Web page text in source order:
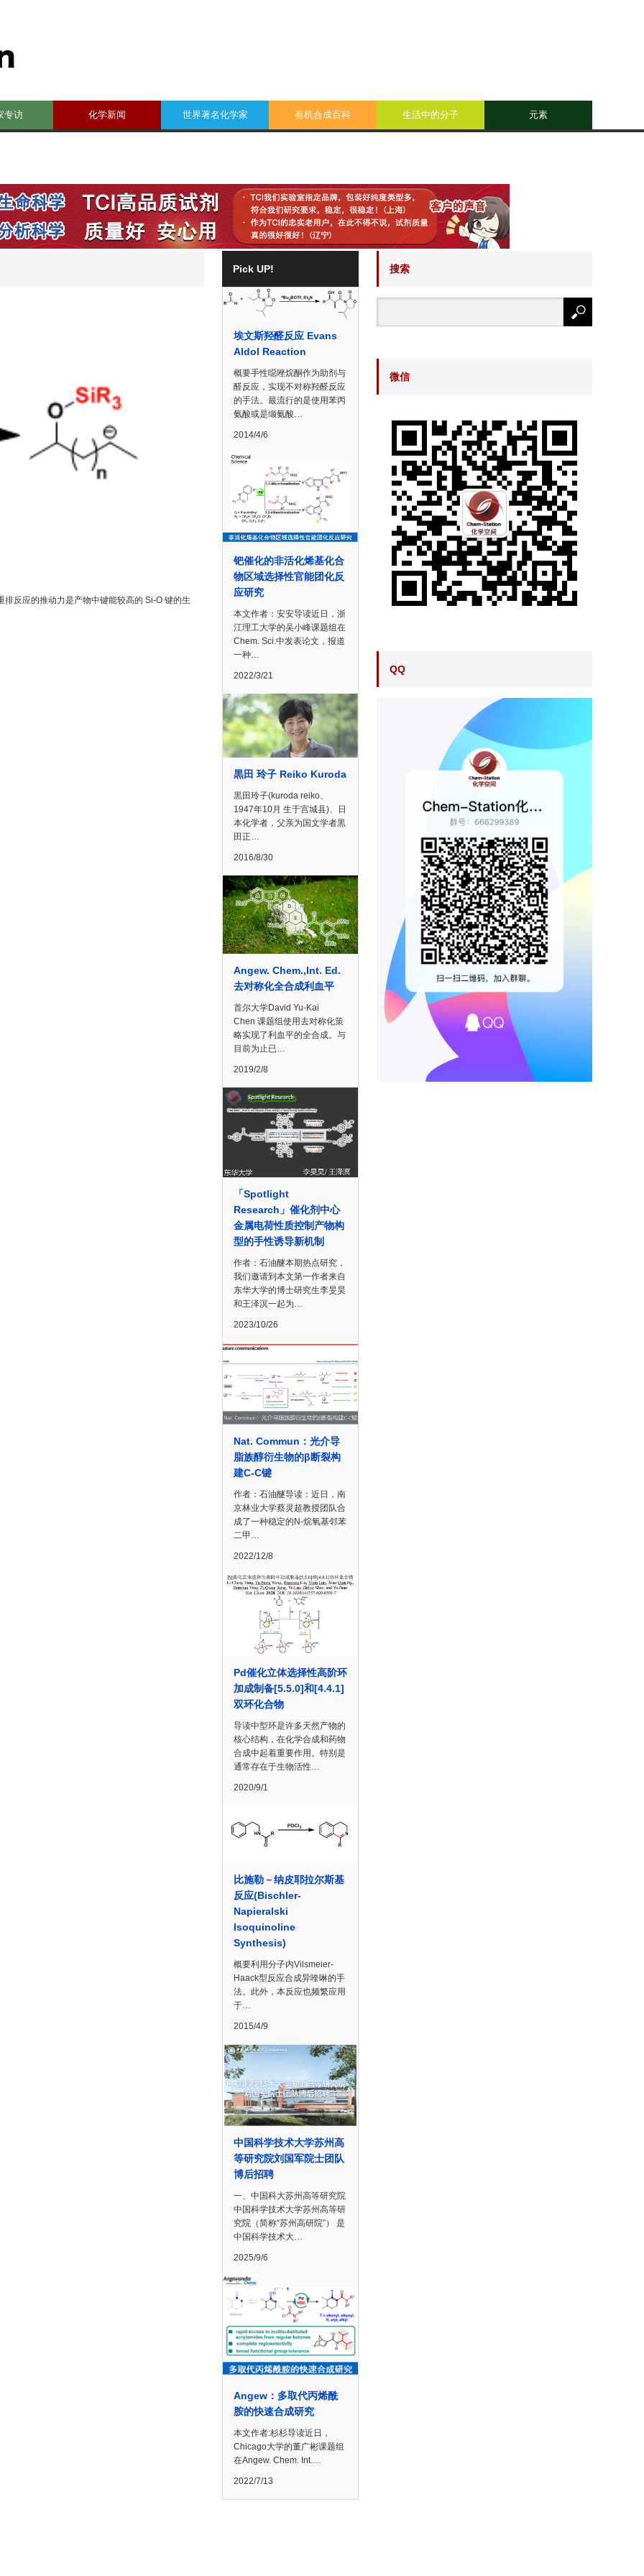
专访 化学新闻 世界著名化学家 有机合成百科 生活中的分子 元素
反应的推动力是产物中键能较高的 Si-O 键的生
Pick UP!
埃文斯羟醛反应 Evans
Aldol Reaction
概要手性噁唑烷酮作为助剂与
醛反应，实现不对称羟醛反应
的手法。最流行的是使用苯丙
氨酸或是缬氨酸…
2014/4/6
钯催化的非活化烯基化合
物区域选择性官能团化反
应研究
本文作者：安安导读近日，浙
江理工大学的吴小峰课题组在
Chem. Sci.中发表论文，报道
一种…
2022/3/21
黒田 玲子 Reiko Kuroda
黒田玲子(kuroda reiko、
1947年10月 生于宫城县)、日
本化学者，父亲为国文学者黒
田正…
2016/8/30
Angew. Chem.,Int. Ed.
去对称化全合成利血平
首尔大学David Yu-Kai
Chen 课题组使用去对称化策
略实现了利血平的全合成。与
目前为止已…
2019/2/8
「Spotlight
Research」催化剂中心
金属电荷性质控制产物构
型的手性诱导新机制
作者：石油醚本期热点研究，
我们邀请到本文第一作者来自
东华大学的博士研究生李旻昊
和王泽溟一起为…
2023/10/26
Nat. Commun：光介导
脂族醇衍生物的β断裂构
建C-C键
作者：石油醚导读：近日，南
京林业大学蔡灵超教授团队合
成了一种稳定的N-烷氧基邻苯
二甲…
2022/12/8
Pd催化立体选择性高阶环
加成制备[5.5.0]和[4.4.1]
双环化合物
导读中型环是许多天然产物的
核心结构，在化学合成和药物
合成中起着重要作用。特别是
通常存在于生物活性…
2020/9/1
比施勒－纳皮耶拉尔斯基
反应(Bischler-
Napieralski
Isoquinoline
Synthesis)
概要利用分子内Vilsmeier-
Haack型反应合成异喹啉的手
法。此外，本反应也频繁应用
于…
2015/4/9
中国科学技术大学苏州高
等研究院刘国军院士团队
博后招聘
一、中国科大苏州高等研究院
中国科学技术大学苏州高等研
究院（简称“苏州高研院”） 是
中国科学技术大…
2025/9/6
Angew：多取代丙烯酰
胺的快速合成研究
本文作者:杉杉导读近日，
Chicago大学的董广彬课题组
在Angew. Chem. Int.…
2022/7/13
搜索
微信
QQ